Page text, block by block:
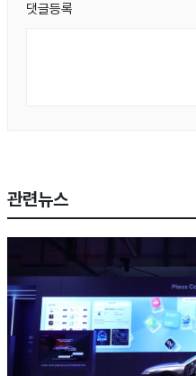
댓글등록
관련뉴스